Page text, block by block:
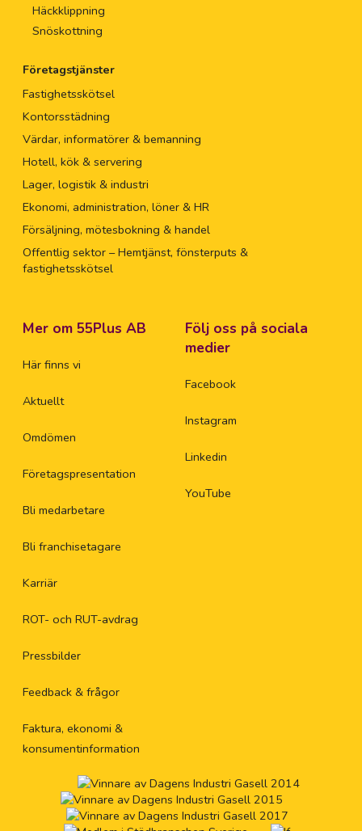
Häckklippning
Snöskottning
Företagstjänster
Fastighetsskötsel
Kontorsstädning
Värdar, informatörer & bemanning
Hotell, kök & servering
Lager, logistik & industri
Ekonomi, administration, löner & HR
Försäljning, mötesbokning & handel
Offentlig sektor – Hemtjänst, fönsterputs &
fastighetsskötsel
Mer om 55Plus AB
Här finns vi
Aktuellt
Omdömen
Företagspresentation
Bli medarbetare
Bli franchisetagare
Karriär
ROT- och RUT-avdrag
Pressbilder
Feedback & frågor
Faktura, ekonomi &
konsumentinformation
Följ oss på sociala
medier
Facebook
Instagram
Linkedin
YouTube